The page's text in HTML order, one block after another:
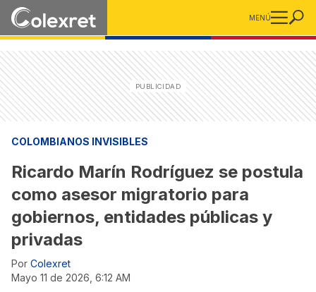
MENÚ
COLOMBIANOS INVISIBLES
Ricardo Marín Rodríguez se postula
como asesor migratorio para
gobiernos, entidades públicas y
privadas
Por Colexret
mayo 11 de 2026, 6:12 AM